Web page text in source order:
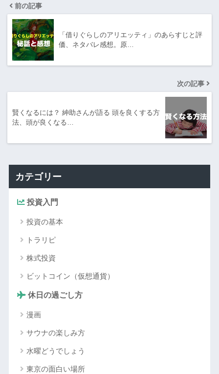
前の記事
「借りぐらしのアリエッティ」のあらすじと評
価、ネタバレ感想。原…
次の記事
賢くなるには？ 紳助さんが語る 頭を良くする方
法、頭が良くなる…
カテゴリー
投資入門
投資の基本
トラリピ
株式投資
ビットコイン（仮想通貨）
休日の過ごし方
漫画
サウナの楽しみ方
水曜どうでしょう
東京の面白い場所